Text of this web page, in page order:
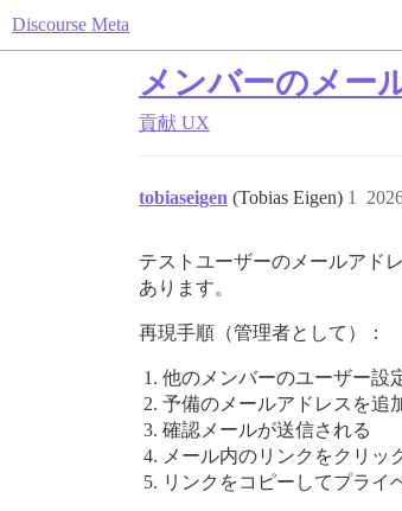
Discourse Meta
メンバーのメー
貢献 UX
tobiaseigen (Tobias Eigen) 1
テストユーザーのメールアド
あります。
再現手順（管理者として）：
他のメンバーのユーザー設
予備のメールアドレスを追
確認メールが送信される
メール内のリンクをクリッ
リンクをコピーしてプラ